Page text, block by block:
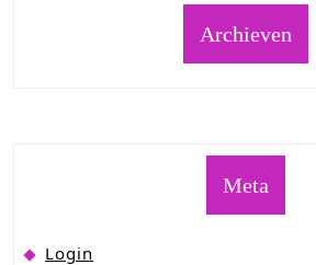
Archieven
Meta
Login